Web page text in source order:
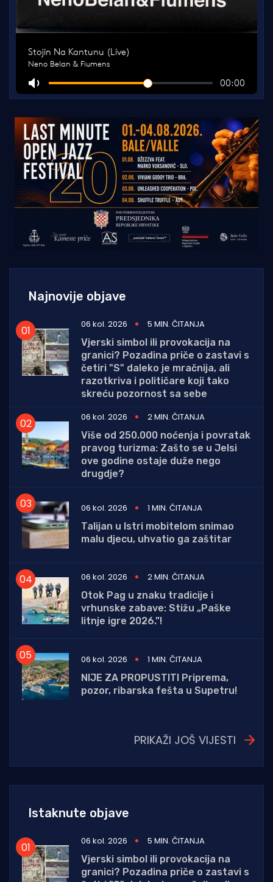
Najnovije objave
06 kol. 2026
5 MIN. ČITANJA
Vjerski simbol ili provokacija na
granici? Pozadina priče o zastavi s
četiri "S" daleko je mračnija, ali
razotkriva i političare koji tako
skreću pozornost sa sebe
06 kol. 2026
2 MIN. ČITANJA
Više od 250.000 noćenja i povratak
pravog turizma: Zašto se u Jelsi
ove godine ostaje duže nego
drugdje?
06 kol. 2026
1 MIN. ČITANJA
Talijan u Istri mobitelom snimao
malu djecu, uhvatio ga zaštitar
06 kol. 2026
2 MIN. ČITANJA
Otok Pag u znaku tradicije i
vrhunske zabave: Stižu „Paške
litnje igre 2026.”!
06 kol. 2026
1 MIN. ČITANJA
NIJE ZA PROPUSTITI Priprema,
pozor, ribarska fešta u Supetru!
PRIKAŽI JOŠ VIJESTI
Istaknute objave
06 kol. 2026
5 MIN. ČITANJA
Vjerski simbol ili provokacija na
granici? Pozadina priče o zastavi s